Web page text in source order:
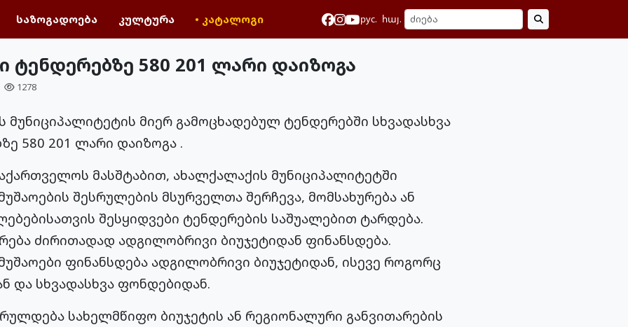
საზოგადოება კულტურა • კატალოგი рус. հայ.
ტენდერებზე 580 201 ლარი დაიზოგა
1278
მუნიციპალიტეტის მიერ გამოცხადებულ ტენდერებში სხვადასხვა
580 201 ლარი დაიზოგა .
მასშტაბით, ახალქალაქის მუნიციპალიტეტში
შესრულების მსურველთა შერჩევა, მომსახურება ან
შესყიდვები ტენდერების საშუალებით ტარდება.
ძირითადად ადგილობრივი ბიუჯეტიდან ფინანსდება.
ფინანსდება ადგილობრივი ბიუჯეტიდან, ისევე როგორც
და სხვადასხვა ფონდებიდან.
სახელმწიფო ბიუჯეტის ან რეგიონალური განვითარების